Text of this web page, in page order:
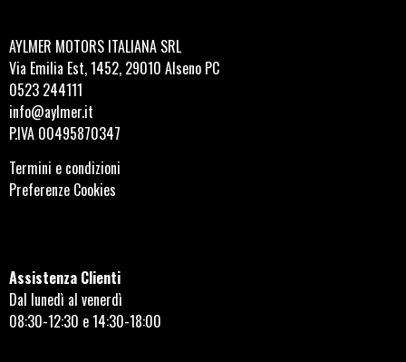
AYLMER MOTORS ITALIANA SRL
Via Emilia Est, 1452, 29010 Alseno PC
0523 244111
info@aylmer.it
P.IVA 00495870347
Termini e condizioni
Preferenze Cookies
Assistenza Clienti
Dal lunedì al venerdì
08:30-12:30 e 14:30-18:00